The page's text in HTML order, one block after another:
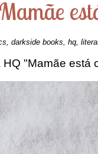
, darkside books, hq,
"Mamãe